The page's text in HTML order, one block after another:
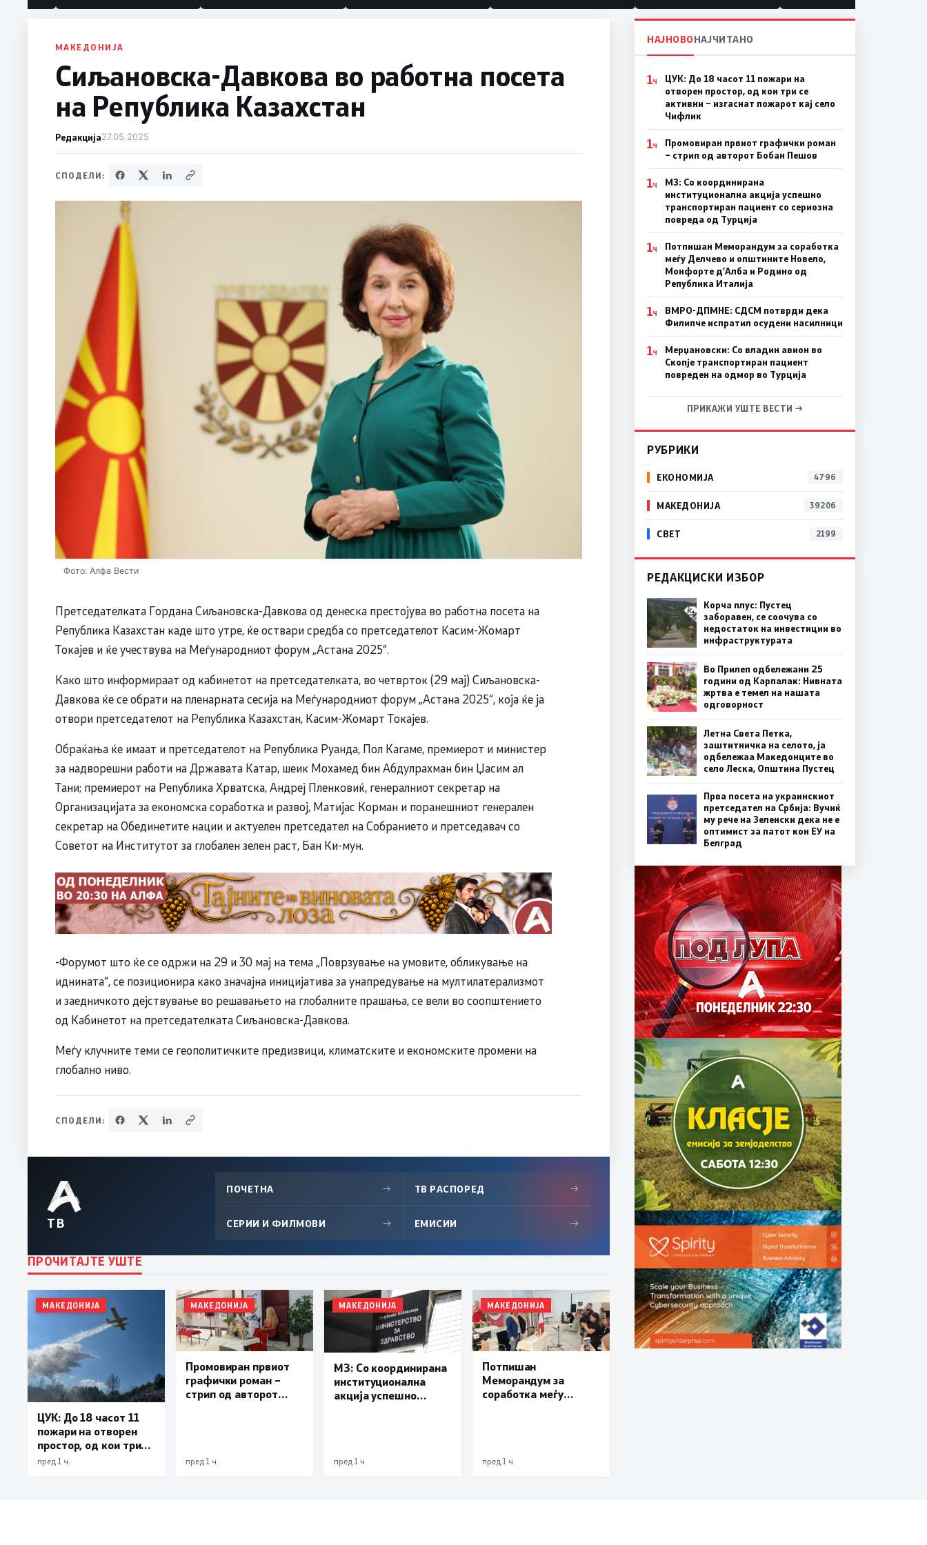
МАКЕДОНИЈА
Сиљановска-Давкова во работна посета
на Република Казахстан
Редакција27.05.2025
СПОДЕЛИ:
Фото: Алфа Вести
Претседателката Гордана Сиљановска-Давкова од денеска престојува во работна посета на
Република Казахстан каде што утре, ќе оствари средба со претседателот Касим-Жомарт
Токајев и ќе учествува на Меѓународниот форум „Астана 2025“.
Како што информираат од кабинетот на претседателката, во четврток (29 мај) Сиљановска-
Давкова ќе се обрати на пленарната сесија на Меѓународниот форум „Астана 2025“, која ќе ја
отвори претседателот на Република Казахстан, Касим-Жомарт Токајев.
Обраќања ќе имаат и претседателот на Република Руанда, Пол Кагаме, премиерот и министер
за надворешни работи на Државата Катар, шеик Мохамед бин Абдулрахман бин Џасим ал
Тани; премиерот на Република Хрватска, Андреј Пленковиќ, генералниот секретар на
Организацијата за економска соработка и развој, Матијас Корман и поранешниот генерален
секретар на Обединетите нации и актуелен претседател на Собранието и претседавач со
Советот на Институтот за глобален зелен раст, Бан Ки-мун.
-Форумот што ќе се одржи на 29 и 30 мај на тема „Поврзување на умовите, обликување на
иднината“, се позиционира како значајна иницијатива за унапредување на мултилатерализмот
и заедничкото дејствување во решавањето на глобалните прашања, се вели во соопштението
од Кабинетот на претседателката Сиљановска-Давкова.
Меѓу клучните теми се геополитичките предизвици, климатските и економските промени на
глобално ниво.
СПОДЕЛИ:
ТВ
ПОЧЕТНА → ТВ РАСПОРЕД →
СЕРИИ И ФИЛМОВИ → ЕМИСИИ →
ПРОЧИТАЈТЕ УШТЕ
МАКЕДОНИЈА
ЦУК: До 18 часот 11
пожари на отворен
простор, од кои три
се активни – изгаснат
пред 1 ч.
МАКЕДОНИЈА
Промовиран првиот
графички роман –
стрип од авторот
пред 1 ч.
МАКЕДОНИЈА
МЗ: Со координирана
институционална
акција успешно
пред 1 ч.
МАКЕДОНИЈА
Потпишан
Меморандум за
соработка меѓу
пред 1 ч.
НАЈНОВОНАЈЧИТАНО
1Ч
ЦУК: До 18 часот 11 пожари на
отворен простор, од кои три се
активни – изгаснат пожарот кај село
Чифлик
1Ч
Промовиран првиот графички роман
– стрип од авторот Бобан Пешов
1Ч
МЗ: Со координирана
институционална акција успешно
транспортиран пациент со сериозна
повреда од Турција
1Ч
Потпишан Меморандум за соработка
меѓу Делчево и општините Новело,
Монфорте д’Алба и Родино од
Република Италија
1Ч
ВМРО-ДПМНЕ: СДСM потврди дека
Филипче испратил осудени насилници
1Ч
Мерџановски: Со владин авион во
Скопје транспортиран пациент
повреден на одмор во Турција
ПРИКАЖИ УШТЕ ВЕСТИ →
РУБРИКИ
ЕКОНОМИЈА 4796
МАКЕДОНИЈА 39206
СВЕТ 2199
РЕДАКЦИСКИ ИЗБОР
Корча плус: Пустец
заборавен, се соочува со
недостаток на инвестиции во
инфраструктурата
Во Прилеп одбележани 25
години од Карпалак: Нивната
жртва е темел на нашата
одговорност
Летна Света Петка,
заштитничка на селото, ја
одбележаа Македонците во
село Леска, Општина Пустец
Прва посета на украинскиот
претседател на Србија: Вучиќ
му рече на Зеленски дека не е
оптимист за патот кон ЕУ на
Белград